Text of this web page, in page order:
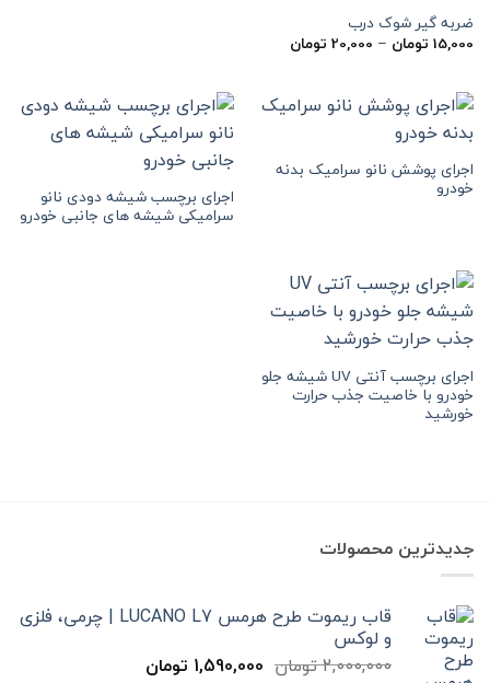
ضربه گیر شوک درب
15,000 تومان –
20,000 تومانمحدوده
قیمت:
20,000 تومان
اجرای پوشش نانو سرامیک بدنه
خودرو اجرای برچسب شیشه دودی نانو
سرامیکی شیشه های جانبی خودرو
اجرای برچسب آنتی UV شیشه جلو
خودرو با خاصیت جذب حرارت
خورشید
جدیدترین محصولات
قاب ریموت طرح هرمس LUCANO L7 | چرمی، فلزی
و لوکس
2,000,000تومان قیمت
1,590,000 تومانقیمت